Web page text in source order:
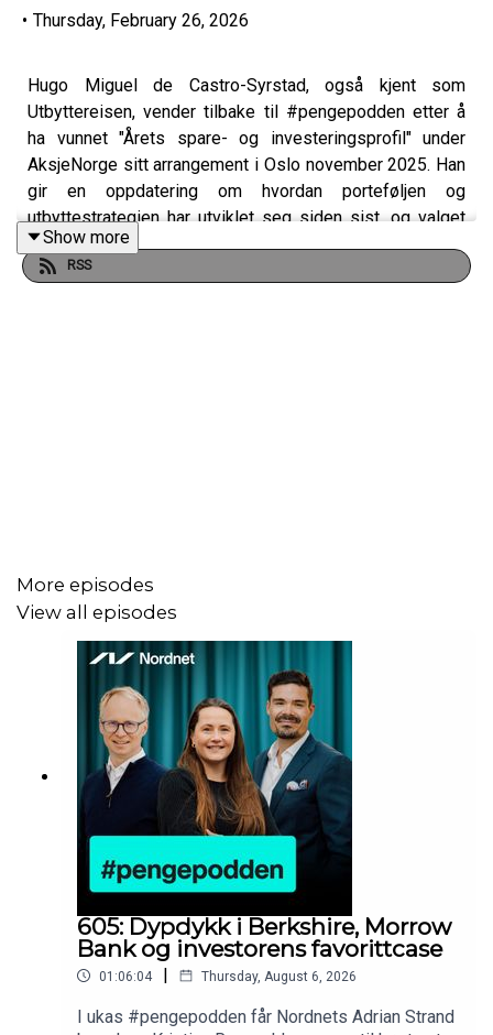
• Thursday, February 26, 2026
Hugo Miguel de Castro-Syrstad, også kjent som
Utbyttereisen, vender tilbake til #pengepodden etter å
ha vunnet "Årets spare- og investeringsprofil" under
AksjeNorge sitt arrangement i Oslo november 2025. Han
gir en oppdatering om hvordan porteføljen og
utbyttestrategien har utviklet seg siden sist, og valget
om å støtte Frelsesarmeen med premien han mottok.
Show more
RSS
More episodes
View all episodes
605: Dypdykk i Berkshire, Morrow
Bank og investorens favorittcase
01:06:04 | Thursday, August 6, 2026
I ukas #pengepodden får Nordnets Adrian Strand